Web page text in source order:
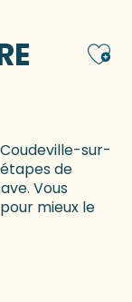
sur-
de
Vous
mieux le